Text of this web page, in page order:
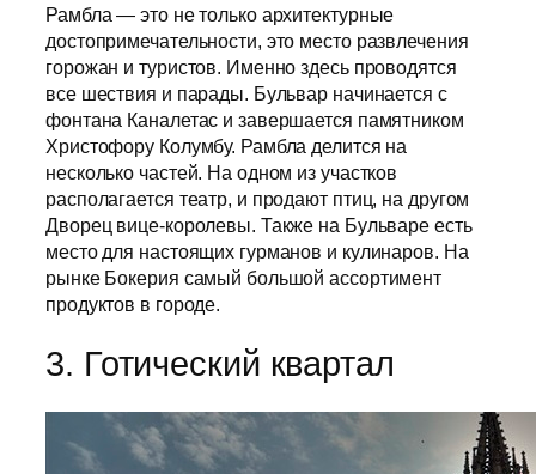
Рамбла — это не только архитектурные
достопримечательности, это место развлечения
горожан и туристов. Именно здесь проводятся
все шествия и парады. Бульвар начинается с
фонтана Каналетас и завершается памятником
Христофору Колумбу. Рамбла делится на
несколько частей. На одном из участков
располагается театр, и продают птиц, на другом
Дворец вице-королевы. Также на Бульваре есть
место для настоящих гурманов и кулинаров. На
рынке Бокерия самый большой ассортимент
продуктов в городе.
3. Готический квартал